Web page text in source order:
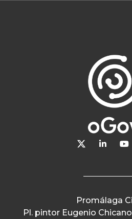
Promálaga
Pl. pintor Eugenio